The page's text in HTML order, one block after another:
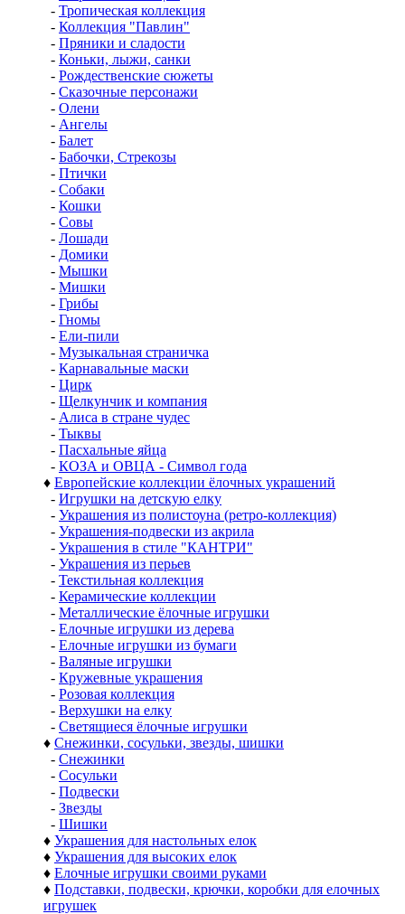
- Тропическая коллекция
- Коллекция "Павлин"
- Пряники и сладости
- Коньки, лыжи, санки
- Рождественские сюжеты
- Сказочные персонажи
- Олени
- Ангелы
- Балет
- Бабочки, Стрекозы
- Птички
- Собаки
- Кошки
- Совы
- Лошади
- Домики
- Мышки
- Мишки
- Грибы
- Гномы
- Ели-пили
- Музыкальная страничка
- Карнавальные маски
- Цирк
- Щелкунчик и компания
- Алиса в стране чудес
- Тыквы
- Пасхальные яйца
- КОЗА и ОВЦА - Символ года
♦ Европейские коллекции ёлочных украшений
- Игрушки на детскую елку
- Украшения из полистоуна (ретро-коллекция)
- Украшения-подвески из акрила
- Украшения в стиле "КАНТРИ"
- Украшения из перьев
- Текстильная коллекция
- Керамические коллекции
- Металлические ёлочные игрушки
- Елочные игрушки из дерева
- Елочные игрушки из бумаги
- Валяные игрушки
- Кружевные украшения
- Розовая коллекция
- Верхушки на елку
- Светящиеся ёлочные игрушки
♦ Снежинки, сосульки, звезды, шишки
- Снежинки
- Сосульки
- Подвески
- Звезды
- Шишки
♦ Украшения для настольных елок
♦ Украшения для высоких елок
♦ Елочные игрушки своими руками
♦ Подставки, подвески, крючки, коробки для елочных
игрушек